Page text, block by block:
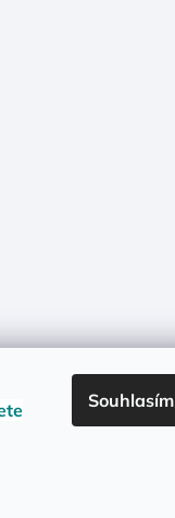
Souhlasím